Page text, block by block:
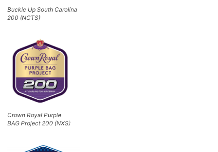
Buckle Up South Carolina
200 (NCTS)
Crown Royal Purple
BAG Project 200 (NXS)